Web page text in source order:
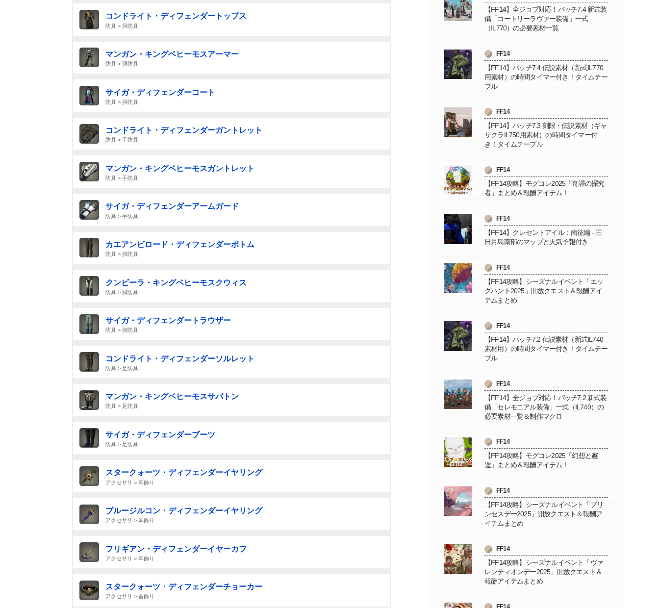
コンドライト・ディフェンダートップス
防具 > 胴防具
マンガン・キングベヒーモスアーマー
防具 > 胴防具
サイガ・ディフェンダーコート
防具 > 胴防具
コンドライト・ディフェンダーガントレット
防具 > 手防具
マンガン・キングベヒーモスガントレット
防具 > 手防具
サイガ・ディフェンダーアームガード
防具 > 手防具
カエアンビロード・ディフェンダーボトム
防具 > 脚防具
クンビーラ・キングベヒーモスクウィス
防具 > 脚防具
サイガ・ディフェンダートラウザー
防具 > 脚防具
コンドライト・ディフェンダーソルレット
防具 > 足防具
マンガン・キングベヒーモスサバトン
防具 > 足防具
サイガ・ディフェンダーブーツ
防具 > 足防具
スタークォーツ・ディフェンダーイヤリング
アクセサリ > 耳飾り
ブルージルコン・ディフェンダーイヤリング
アクセサリ > 耳飾り
フリギアン・ディフェンダーイヤーカフ
アクセサリ > 耳飾り
スタークォーツ・ディフェンダーチョーカー
アクセサリ > 首飾り
【FF14】全ジョブ対応！パッチ7.4 新式装
備「コートリーラヴァー装備」一式
（IL770）の必要素材一覧
FF14
【FF14】パッチ7.4 伝説素材（新式IL770
用素材）の時間タイマー付き！タイムテー
ブル
FF14
【FF14】パッチ7.3 刻限・伝説素材（ギャ
ザクラIL750用素材）の時間タイマー付
き！タイムテーブル
FF14
【FF14攻略】モグコレ2025「奇譚の探究
者」まとめ＆報酬アイテム！
FF14
【FF14】クレセントアイル：南征編 - 三
日月島南部のマップと天気予報付き
FF14
【FF14攻略】シーズナルイベント「エッ
グハント2025」開放クエスト＆報酬アイ
テムまとめ
FF14
【FF14】パッチ7.2 伝説素材（新式IL740
素材用）の時間タイマー付き！タイムテー
ブル
FF14
【FF14】全ジョブ対応！パッチ7.2 新式装
備「セレモニアル装備」一式（IL740）の
必要素材一覧＆制作マクロ
FF14
【FF14攻略】モグコレ2025「幻想と邂
逅」まとめ＆報酬アイテム！
FF14
【FF14攻略】シーズナルイベント「プリ
ンセスデー2025」開放クエスト＆報酬ア
イテムまとめ
FF14
【FF14攻略】シーズナルイベント「ヴァ
レンティオンデー2025」開放クエスト＆
報酬アイテムまとめ